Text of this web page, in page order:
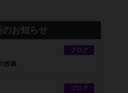
のお知らせ
ブログ
投稿
ブログ